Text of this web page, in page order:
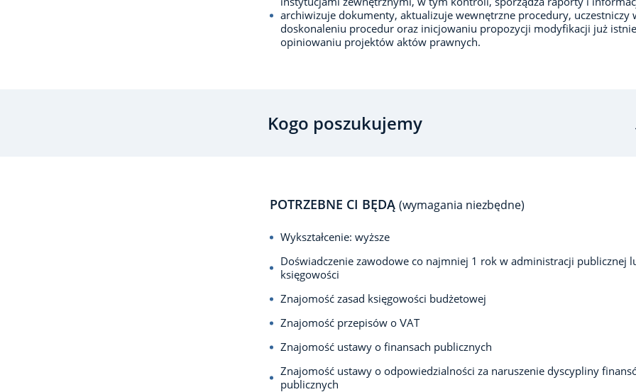
archiwizuje dokumenty, aktualizuje wewnętrzne procedury, uczestniczy
doskonaleniu procedur oraz inicjowaniu propozycji modyfikacji już
opiniowaniu projektów aktów prawnych.
Kogo poszukujemy
POTRZEBNE CI BĘDĄ (wymagania niezbędne)
Wykształcenie: wyższe
Doświadczenie zawodowe co najmniej 1 rok w administracji publicznej
księgowości
Znajomość zasad księgowości budżetowej
Znajomość przepisów o VAT
Znajomość ustawy o finansach publicznych
Znajomość ustawy o odpowiedzialności za naruszenie dyscypliny
publicznych